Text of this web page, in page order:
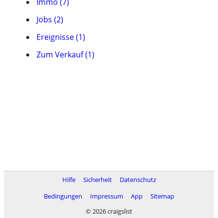
Jobs (2)
Ereignisse (1)
Zum Verkauf (1)
Hilfe Sicherheit
Datenschutz
Bedingungen
Impressum App
Sitemap
© 2026 craigslist